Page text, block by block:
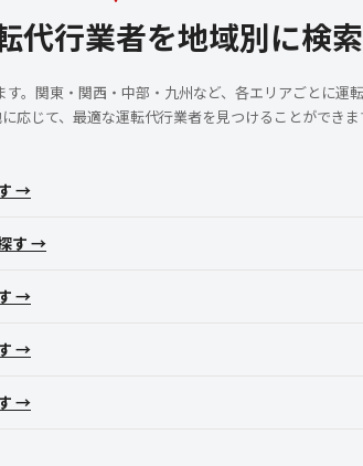
代行業者を地域別に検索
。関東・関西・中部・九州など、各エリアごとに運
応じて、最適な運転代行業者を見つけることができま
→
す →
→
→
→